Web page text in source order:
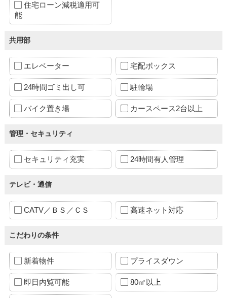
住宅ローン減税適用可
能
共用部
エレベーター 宅配ボックス
24時間ゴミ出し可 駐輪場
バイク置き場 カースペース2台以上
管理・セキュリティ
セキュリティ充実 24時間有人管理
テレビ・通信
CATV／ＢＳ／ＣＳ 高速ネット対応
こだわりの条件
新着物件 プライスダウン
即日内覧可能 80㎡以上